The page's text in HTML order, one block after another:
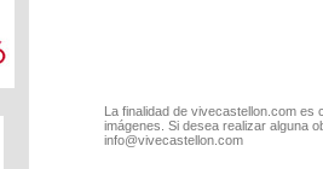
La finalidad de vivecastellon.com
imágenes. Si desea realizar alguna
info@vivecastellon.com